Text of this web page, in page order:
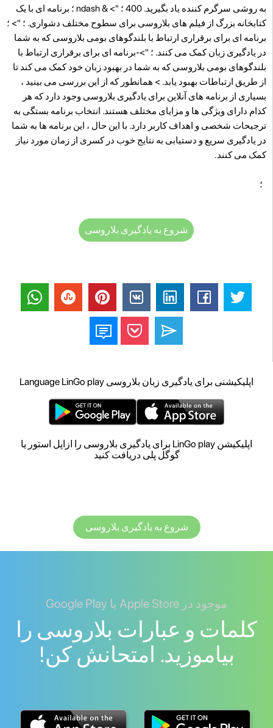
به روشی سرگرم کننده یاد بگیرید. 400 ؛ "> & ndash ؛ برنامه ای با یک
کتابخانه بزرگ از فیلم های بلاروسی برای سطوح مختلف دشواری. ؛ "> ؛
برنامه ای برای برقراری ارتباط با بلندگوهای بومی بلاروسی که به شما
در یادگیری زبان کمک می کنند. ؛ ">-برنامه ای برای برقراری ارتباط با
بلندگوهای بومی بلاروسی که به شما در بهبود زبان خود کمک می کند تا
از طریق ارتباطات بهبود یابد. > همانطور که از این بررسی می بینید ،
بسیاری از برنامه های آنلاین برای یادگیری بلاروسی وجود دارد که هر
کدام دارای ویژگی ها و مزایای مختلف هستند. انتخاب برنامه بستگی به
ترجیحات شخصی و اهداف کاربر دارد. با این حال ، این برنامه ها به شما
در یادگیری سریع و دستیابی به نتایج خوب در کسری از زمان مورد نیاز
کمک می کنند.
؛
شروع به یادگیری بلاروسی
اپلیکیشنی برای یادگیری زبان بلاروسی Language LinGo play
اپلیکیشن LinGo play برای یادگیری بلاروسی را ازاپل استور یا
گوگل پلی دریافت کنید
شروع به یادگیری بلاروسی
موجود در Apple Store یا Google Play
کلمات و عبارات بلاروسی را
بیاموزید. امتحانش کن!